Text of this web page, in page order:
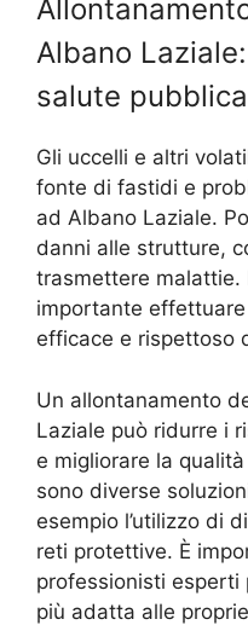
Albano
salute pubblica
Gli uccelli e altri
fonte di fastidi e
ad Albano Laziale.
danni alle strutture,
trasmettere malattie.
importante
efficace e rispettoso
Un allontanamento
Laziale può ridurre i
e migliorare la
sono diverse
esempio l’utilizzo di
reti protettive. È
professionisti esperti
più adatta alle